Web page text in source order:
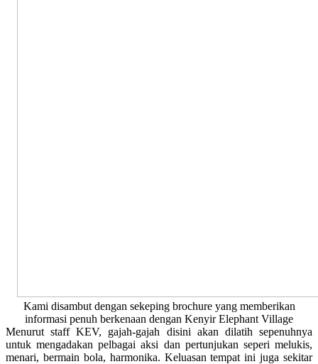
Kami disambut dengan sekeping brochure yang memberikan
informasi penuh berkenaan dengan Kenyir Elephant Village
Menurut staff KEV, gajah-gajah disini akan dilatih sepenuhnya
untuk mengadakan pelbagai aksi dan pertunjukan seperi melukis,
menari, bermain bola, harmonika. Keluasan tempat ini juga sekitar